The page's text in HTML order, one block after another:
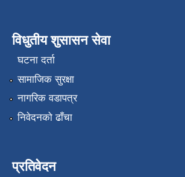
विधुतीय शुसासन सेवा
घटना दर्ता
सामाजिक सुरक्षा
नागरिक वडापत्र
निवेदनको ढाँचा
प्रतिवेदन